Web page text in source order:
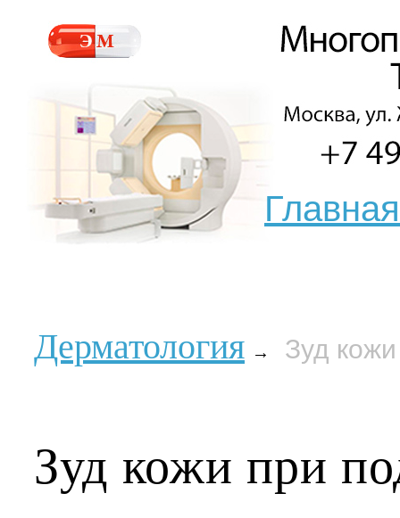
Главная
Дерматология → Зуд
Зуд кожи при